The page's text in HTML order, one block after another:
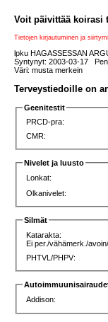
Voit päivittää koirasi
Tietojen kirjautuminen ja
lpku HAGASSESSAN
Syntynyt: 2003-03-17
Väri: musta merkein
Terveystiedoille on
Geenitestit
PRCD-pra:
CMR:
Nivelet ja luusto
Lonkat:
Olkanivelet:
Silmät
Katarakta:
Ei per./vähämerk./
PHTVL/PHPV:
Addison: